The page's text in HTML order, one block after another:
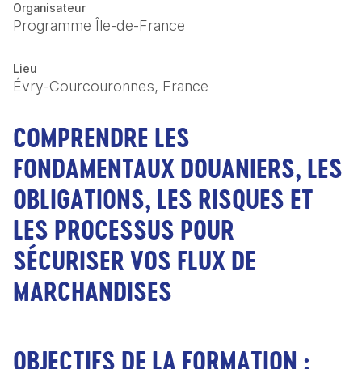
Organisateur
Programme Île-de-France
Lieu
Évry-Courcouronnes, France
COMPRENDRE LES
FONDAMENTAUX DOUANIERS, LES
OBLIGATIONS, LES RISQUES ET
LES PROCESSUS POUR
SÉCURISER VOS FLUX DE
MARCHANDISES
OBJECTIFS DE LA FORMATION :